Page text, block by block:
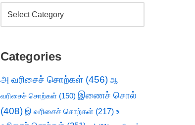
Categories
அ வரிசைச் சொற்கள் (456) ஆ
வரிசைச் சொற்கள் (150) இணைச் சொல்
(408) இ வரிசைச் சொற்கள் (217) உ